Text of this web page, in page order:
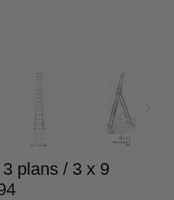
plans / 3 x 9